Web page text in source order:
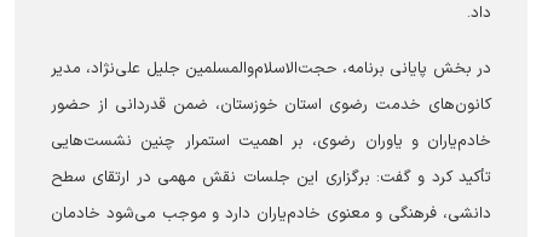
داد.
در بخش پایانی برنامه، حجت‌الاسلام‌والمسلمین جلیل علی‌نژاد، مدیر
کانون‌های خدمت رضوی استان خوزستان، ضمن قدردانی از حضور
خادم‌یاران و یاوران رضوی، بر اهمیت استمرار چنین نشست‌هایی
تأکید کرد و گفت: برگزاری این جلسات نقش مهمی در ارتقای سطح
دانشی، فرهنگی و معنوی خادم‌یاران دارد و موجب می‌شود خادمان